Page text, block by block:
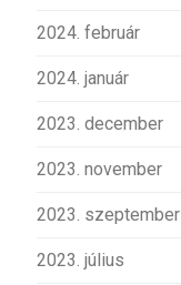
2024. február
2024. január
2023. december
2023. november
2023. szeptember
2023. július